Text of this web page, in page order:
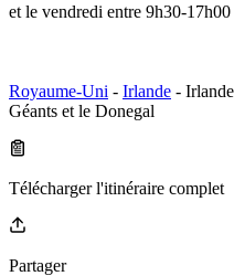
et le vendredi entre 9h30-17h00
Royaume-Uni - Irlande -
Géants et le Donegal
Télécharger l'itinéraire complet
Partager